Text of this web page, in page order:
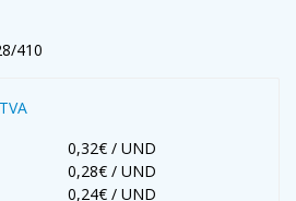
410
0,32€ / UND
0,28€ / UND
0,24€ / UND